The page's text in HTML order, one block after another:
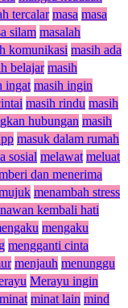
tercalar masa masa
silam masalah
komunikasi masih ada
belajar masih
ingat masih ingin
masih rindu masih
hubungan masih
masuk dalam rumah
sosial melawat meluat
dan menerima
menambah stress
kembali hati
mengaku
mengganti cinta
menjauh menunggu
Merayu ingin
minat minat lain mind